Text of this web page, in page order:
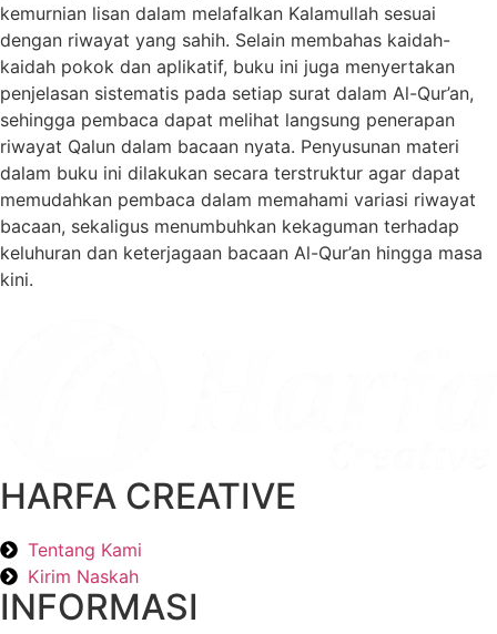
kemurnian lisan dalam melafalkan Kalamullah sesuai
dengan riwayat yang sahih. Selain membahas kaidah-
kaidah pokok dan aplikatif, buku ini juga menyertakan
penjelasan sistematis pada setiap surat dalam Al-Qur’an,
sehingga pembaca dapat melihat langsung penerapan
riwayat Qalun dalam bacaan nyata. Penyusunan materi
dalam buku ini dilakukan secara terstruktur agar dapat
memudahkan pembaca dalam memahami variasi riwayat
bacaan, sekaligus menumbuhkan kekaguman terhadap
keluhuran dan keterjagaan bacaan Al-Qur’an hingga masa
kini.
HARFA CREATIVE
Tentang Kami
Kirim Naskah
INFORMASI